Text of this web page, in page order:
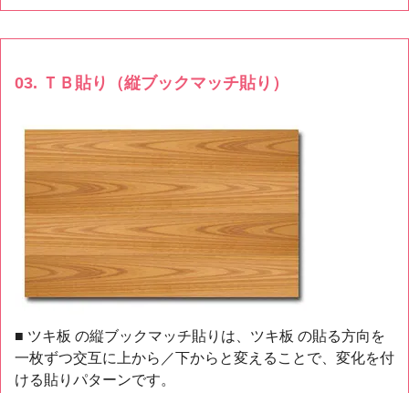
03. ＴＢ貼り（縦ブックマッチ貼り）
■ ツキ板 の縦ブックマッチ貼りは、ツキ板 の貼る方向を
一枚ずつ交互に上から／下からと変えることで、変化を付
ける貼りパターンです。